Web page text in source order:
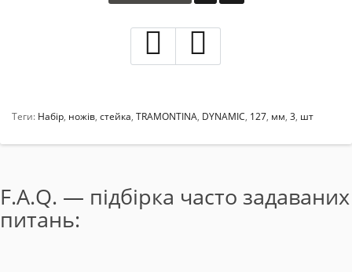
Теги: Набір, ножів, стейка, TRAMONTINA, DYNAMIC, 127, мм, 3, шт
F.A.Q. — підбірка часто задаваних
питань: